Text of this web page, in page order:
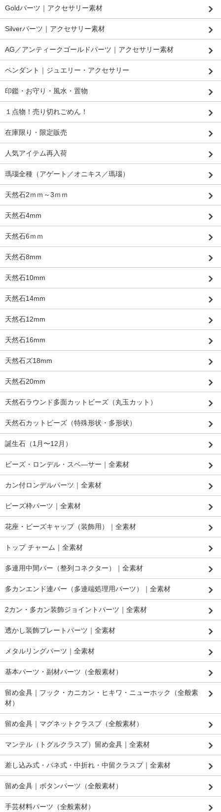
Goldパーツ｜アクセサリー素材
Silverパーツ｜アクセサリー素材
AG／アンティークゴールドパーツ｜アクセサリー素材
ペンダント｜ジュエリー・アクセサリー
印鑑・お守り・風水・置物
１点物！売り切れごめん！
在庫限り・限定販売
人気アイテム再入荷
瑪瑙全種（アゲート／オニキス／瑪瑙）
天然石2ｍｍ～3ｍｍ
天然石4mm
天然石6ｍｍ
天然石8mm
天然石10mm
天然石14mm
天然石12mm
天然石16mm
天然石ズ18mm
天然石20mm
天然石ラウンド多面カットビーズ（丸玉カット）
天然石カットビーズ（特殊形状・多形状）
誕生石（1月〜12月）
ビーズ・ロンデル・スベ―サー｜全素材
カン付ロンデルパーツ｜全素材
ビーズ枠パーツ｜全素材
花座・ビーズキャップ（装飾用）｜全素材
トップ チャーム｜全素材
多連用中間バー（整列コネクター）｜全素材
多カンエンド連バー（多連端処理用パーツ）｜全素材
2カン・多カン装飾ジョイントパーツ｜全素材
透かし装飾プレートパーツ｜全素材
メタルリングパーツ｜全素材
基本パーツ・副材パーツ（全般素材）
留め金具｜フック・カニカン・ヒキワ・ニューホック（全般素
材）
留め金具｜マグネットクラスプ（全般素材）
マンテル（トグルクラスプ）留め金具｜全素材
差し込み式・バネ式・中折れ・中留クラスプ｜全素材
留め金具｜ボタンパーツ（全般素材）
手芸材料パーツ（全般素材）